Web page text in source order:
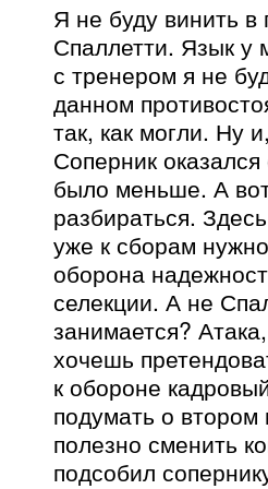
Я не буду винить
Спаллетти. Язык у
с тренером я не
данном
так, как могли. Ну
Соперник
было меньше. А
разбираться.
уже к сборам
оборона
селекции. А не
занимается?
хочешь
к обороне
подумать о
полезно сменить
подсобил